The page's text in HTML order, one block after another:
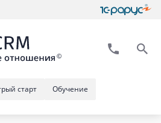
Обучение
старт